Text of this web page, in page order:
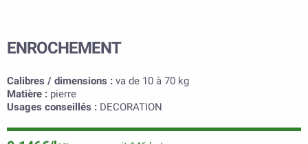
ENROCHEMENT
Calibres / dimensions : va de 10 à 70 kg
Matière : pierre
Usages conseillés : DECORATION